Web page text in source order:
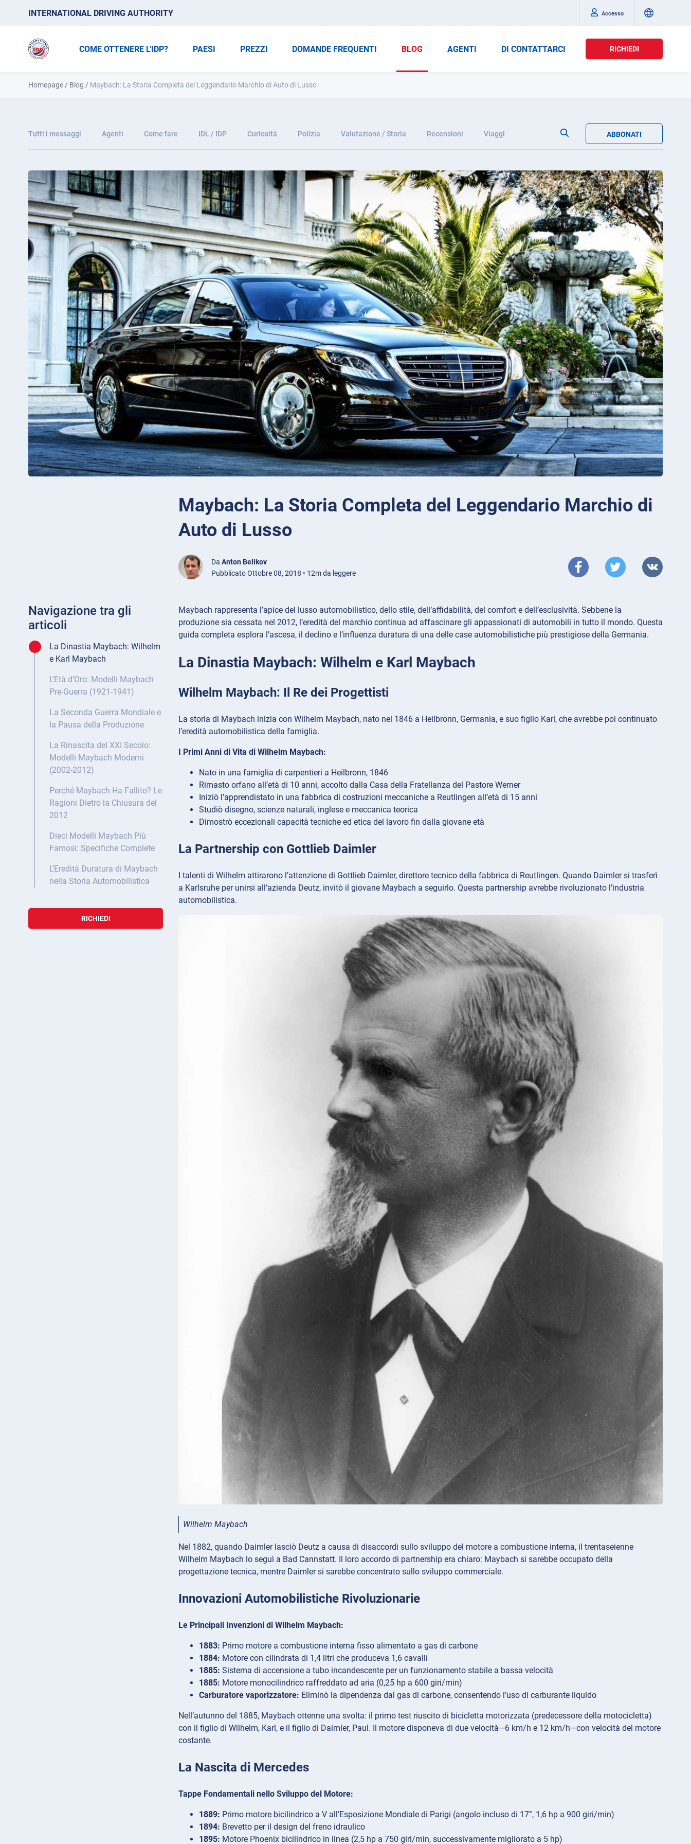
INTERNATIONAL DRIVING AUTHORITY Accesso
COME OTTENERE L'IDP? PAESI PREZZI DOMANDE FREQUENTI BLOG AGENTI DI CONTATTARCI RICHIEDI
Homepage / Blog / Maybach: La Storia Completa del Leggendario Marchio di Auto di Lusso
Tutti i messaggi Agenti Come fare IDL / IDP Curiosità Polizia Valutazione / Storia Recensioni Viaggi ABBONATI
Maybach: La Storia Completa del Leggendario Marchio di
Auto di Lusso
Da Anton Belikov
Pubblicato Ottobre 08, 2018 • 12m da leggere
Navigazione tra gli
articoli
La Dinastia Maybach: Wilhelm
e Karl Maybach
L’Età d’Oro: Modelli Maybach
Pre-Guerra (1921-1941)
La Seconda Guerra Mondiale e
la Pausa della Produzione
La Rinascita del XXI Secolo:
Modelli Maybach Moderni
(2002-2012)
Perché Maybach Ha Fallito? Le
Ragioni Dietro la Chiusura del
2012
Dieci Modelli Maybach Più
Famosi: Specifiche Complete
L’Eredità Duratura di Maybach
nella Storia Automobilistica
RICHIEDI
Maybach rappresenta l’apice del lusso automobilistico, dello stile, dell’affidabilità, del comfort e dell’esclusività. Sebbene la
produzione sia cessata nel 2012, l’eredità del marchio continua ad affascinare gli appassionati di automobili in tutto il mondo. Questa
guida completa esplora l’ascesa, il declino e l’influenza duratura di una delle case automobilistiche più prestigiose della Germania.
La Dinastia Maybach: Wilhelm e Karl Maybach
Wilhelm Maybach: Il Re dei Progettisti
La storia di Maybach inizia con Wilhelm Maybach, nato nel 1846 a Heilbronn, Germania, e suo figlio Karl, che avrebbe poi continuato
l’eredità automobilistica della famiglia.
I Primi Anni di Vita di Wilhelm Maybach:
Nato in una famiglia di carpentieri a Heilbronn, 1846
Rimasto orfano all’età di 10 anni, accolto dalla Casa della Fratellanza del Pastore Werner
Iniziò l’apprendistato in una fabbrica di costruzioni meccaniche a Reutlingen all’età di 15 anni
Studiò disegno, scienze naturali, inglese e meccanica teorica
Dimostrò eccezionali capacità tecniche ed etica del lavoro fin dalla giovane età
La Partnership con Gottlieb Daimler
I talenti di Wilhelm attirarono l’attenzione di Gottlieb Daimler, direttore tecnico della fabbrica di Reutlingen. Quando Daimler si trasferì
a Karlsruhe per unirsi all’azienda Deutz, invitò il giovane Maybach a seguirlo. Questa partnership avrebbe rivoluzionato l’industria
automobilistica.
Wilhelm Maybach
Nel 1882, quando Daimler lasciò Deutz a causa di disaccordi sullo sviluppo del motore a combustione interna, il trentaseienne
Wilhelm Maybach lo seguì a Bad Cannstatt. Il loro accordo di partnership era chiaro: Maybach si sarebbe occupato della
progettazione tecnica, mentre Daimler si sarebbe concentrato sullo sviluppo commerciale.
Innovazioni Automobilistiche Rivoluzionarie
Le Principali Invenzioni di Wilhelm Maybach:
1883: Primo motore a combustione interna fisso alimentato a gas di carbone
1884: Motore con cilindrata di 1,4 litri che produceva 1,6 cavalli
1885: Sistema di accensione a tubo incandescente per un funzionamento stabile a bassa velocità
1885: Motore monocilindrico raffreddato ad aria (0,25 hp a 600 giri/min)
Carburatore vaporizzatore: Eliminò la dipendenza dal gas di carbone, consentendo l’uso di carburante liquido
Nell’autunno del 1885, Maybach ottenne una svolta: il primo test riuscito di bicicletta motorizzata (predecessore della motocicletta)
con il figlio di Wilhelm, Karl, e il figlio di Daimler, Paul. Il motore disponeva di due velocità—6 km/h e 12 km/h—con velocità del motore
costante.
La Nascita di Mercedes
Tappe Fondamentali nello Sviluppo del Motore:
1889: Primo motore bicilindrico a V all’Esposizione Mondiale di Parigi (angolo incluso di 17°, 1,6 hp a 900 giri/min)
1894: Brevetto per il design del freno idraulico
1895: Motore Phoenix bicilindrico in linea (2,5 hp a 750 giri/min, successivamente migliorato a 5 hp)